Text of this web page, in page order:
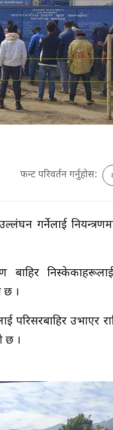
फन्ट परिवर्तन गर्नुहोस:
गर्नेलाई
छ ।
परिसरबाहिर उभाएर
छ ।